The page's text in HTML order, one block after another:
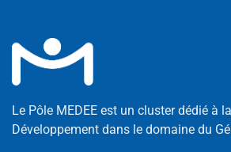
Le Pôle MEDEE est un cluster dédié à
Développement dans le domaine du